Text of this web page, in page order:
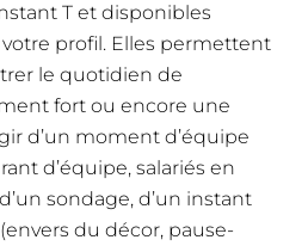
T et disponibles
profil. Elles permettent
le quotidien de
fort ou encore une
d’un moment d’équipe
d’équipe, salariés en
sondage, d’un instant
du décor, pause-